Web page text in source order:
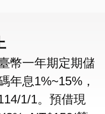
幣一年期定期儲
年息1%~15%，
1/1。預借現